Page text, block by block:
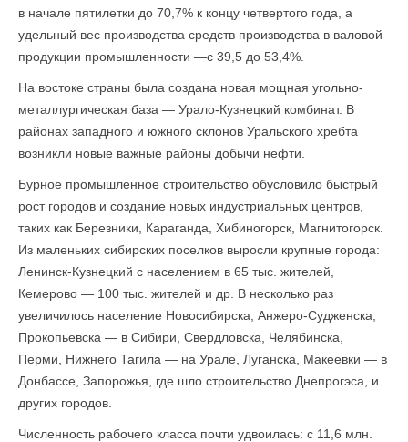
в начале пятилетки до 70,7% к концу четвертого года, а
удельный вес производства средств производства в валовой
продукции промышленности —с 39,5 до 53,4%.
На востоке страны была создана новая мощная уголь­но-
металлургическая база — Урало-Кузнецкий комбинат. В
районах западного и южного склонов Уральского хребта
возникли новые важные районы добычи нефти.
Бурное промышленное строительство обусловило бы­стрый
рост городов и создание новых индустриальных центров,
таких как Березники, Караганда, Хибиногорск, Магнитогорск.
Из маленьких сибирских поселков выросли крупные города:
Ленинск-Кузнецкий с населением в 65 тыс. жителей,
Кемерово — 100 тыс. жителей и др. В несколько раз
увеличилось население Новосибирска, Анжеро-Судженска,
Прокопьевска — в Сибири, Свердловска, Челябинска,
Перми, Нижнего Тагила — на Урале, Луганска, Макеевки — в
Донбассе, Запорожья, где шло строительство Днепрогэса, и
других городов.
Численность рабочего класса почти удвоилась: с 11,6 млн.